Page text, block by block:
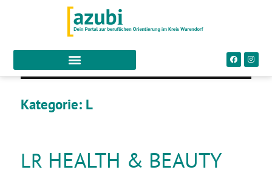
Kategorie: L
LR HEALTH & BEAUTY